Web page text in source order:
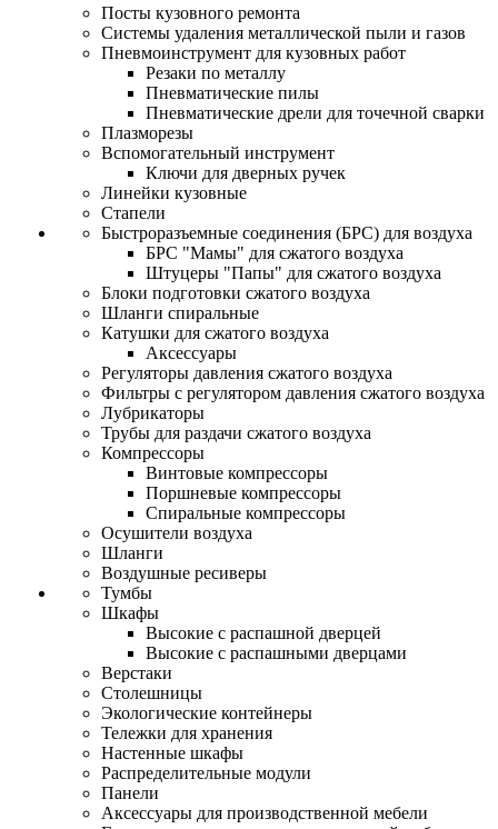
Посты кузовного ремонта
Системы удаления металлической пыли и газов
Пневмоинструмент для кузовных работ
Резаки по металлу
Пневматические пилы
Пневматические дрели для точечной сварки
Плазморезы
Вспомогательный инструмент
Ключи для дверных ручек
Линейки кузовные
Стапели
Быстроразъемные соединения (БРС) для воздуха
БРС "Мамы" для сжатого воздуха
Штуцеры "Папы" для сжатого воздуха
Блоки подготовки сжатого воздуха
Шланги спиральные
Катушки для сжатого воздуха
Аксессуары
Регуляторы давления сжатого воздуха
Фильтры с регулятором давления сжатого воздуха
Лубрикаторы
Трубы для раздачи сжатого воздуха
Компрессоры
Винтовые компрессоры
Поршневые компрессоры
Спиральные компрессоры
Осушители воздуха
Шланги
Воздушные ресиверы
Тумбы
Шкафы
Высокие с распашной дверцей
Высокие с распашными дверцами
Верстаки
Столешницы
Экологические контейнеры
Тележки для хранения
Настенные шкафы
Распределительные модули
Панели
Аксессуары для производственной мебели